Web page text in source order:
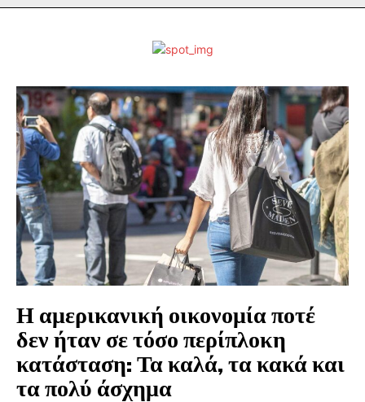
Η αμερικανική οικονομία ποτέ
δεν ήταν σε τόσο περίπλοκη
κατάσταση: Τα καλά, τα κακά και
τα πολύ άσχημα